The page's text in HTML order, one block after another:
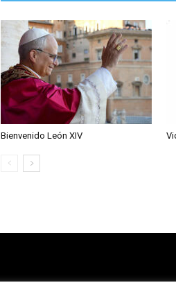
Bienvenido León XIV